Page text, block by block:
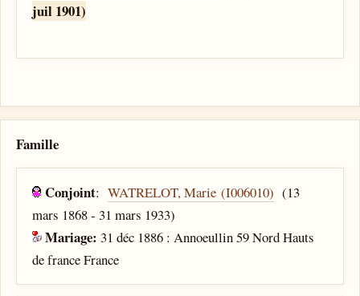
juil 1901)
Famille
Conjoint:WATRELOT, Marie (I006010) (13
mars 1868 - 31 mars 1933)
Mariage:31 déc 1886 : Annoeullin 59 Nord Hauts
de france France